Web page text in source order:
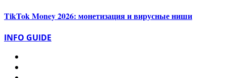
TikTok Money 2026: монетизация и вирусные ниши
INFO GUIDE